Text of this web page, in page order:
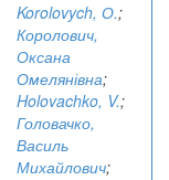
Korolovych, О.;
Королович,
Оксана
Омелянівна;
Holovachko, V.;
Головачко,
Василь
Михайлович;